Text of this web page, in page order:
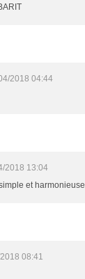
2018 04:44
2018 13:04
et harmonieuse
08:41